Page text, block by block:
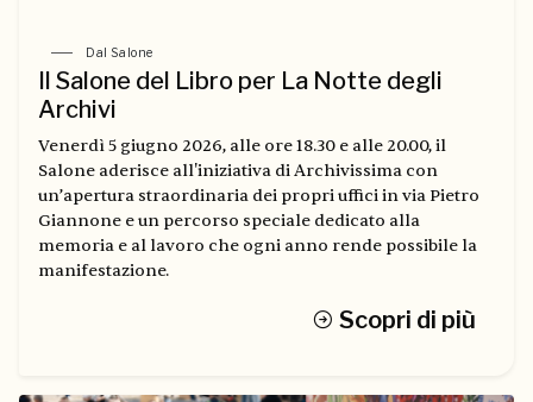
Dal Salone
Il Salone del Libro per La Notte degli
Archivi
Venerdì 5 giugno 2026, alle ore 18.30 e alle 20.00, il
Salone aderisce all'iniziativa di Archivissima con
un’apertura straordinaria dei propri uffici in via Pietro
Giannone e un percorso speciale dedicato alla
memoria e al lavoro che ogni anno rende possibile la
manifestazione.
Scopri di più